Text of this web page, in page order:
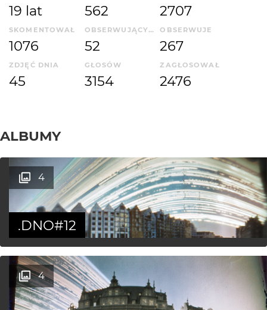
19 lat 562 2707
SKOMENTOWAŁ
1076
OBSERWUJĄCYCH
52
OBSERWUJE
267
ZDJĘĆ DNIA
45
GŁOSÓW
3154
ZAGŁOSOWAŁ
2476
ALBUMY
4
.DNO#12
4